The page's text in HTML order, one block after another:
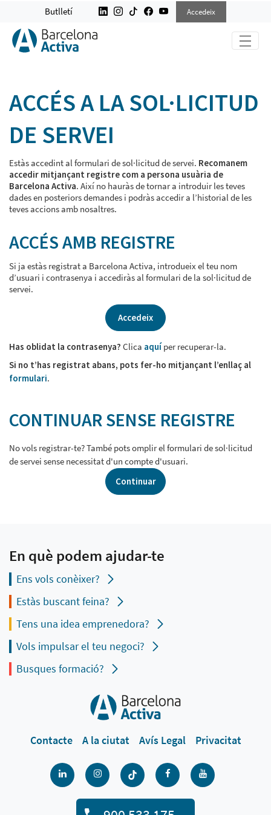
ACCEDEIX A SERVEIS
Butlletí Accedeix
ACCÉS A LA SOL·LICITUD
DE SERVEI
Estàs accedint al formulari de sol·licitud de servei. Recomanem
accedir mitjançant registre com a persona usuària de
Barcelona Activa. Així no hauràs de tornar a introduir les teves
dades en posteriors demandes i podràs accedir a l’historial de les
teves accions amb nosaltres.
ACCÉS AMB REGISTRE
Si ja estàs registrat a Barcelona Activa, introdueix el teu nom
d’usuari i contrasenya i accediràs al formulari de la sol·licitud de
servei.
Accedeix
Has oblidat la contrasenya? Clica aquí per recuperar-la.
Si no t’has registrat abans, pots fer-ho mitjançant l’enllaç al
formulari.
CONTINUAR SENSE REGISTRE
No vols registrar-te? També pots omplir el formulari de sol·licitud
de servei sense necessitat d'un compte d'usuari.
Continuar
En què podem ajudar-te
Ens vols conèixer?
Estàs buscant feina?
Tens una idea emprenedora?
Vols impulsar el teu negoci?
Busques formació?
Contacte A la ciutat Avís Legal Privacitat